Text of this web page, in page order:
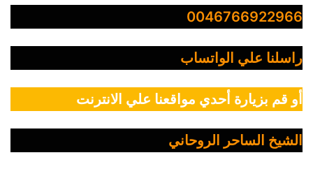
0046766922966
راسلنا علي الواتساب
أو قم بزيارة أحدي مواقعنا علي الانترنت
الشيخ الساحر الروحاني